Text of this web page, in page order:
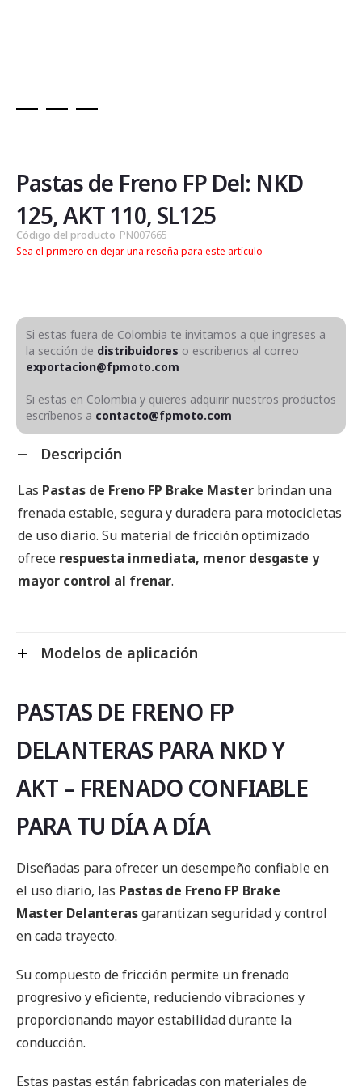
de
la
galería
de
imágenes
Pastas de Freno FP Del: NKD
125, AKT 110, SL125
Código del producto PN007665
Sea el primero en dejar una reseña para este artículo
Si estas fuera de Colombia te invitamos a que ingreses a
la sección de distribuidores o escribenos al correo
exportacion@fpmoto.com
Si estas en Colombia y quieres adquirir nuestros productos
escríbenos a contacto@fpmoto.com
Descripción
Las Pastas de Freno FP Brake Master brindan una
frenada estable, segura y duradera para motocicletas
de uso diario. Su material de fricción optimizado
ofrece respuesta inmediata, menor desgaste y
mayor control al frenar.
Modelos de aplicación
PASTAS DE FRENO FP
DELANTERAS PARA NKD Y
AKT – FRENADO CONFIABLE
PARA TU DÍA A DÍA
Diseñadas para ofrecer un desempeño confiable en
el uso diario, las Pastas de Freno FP Brake
Master Delanterasgarantizan seguridad y control
en cada trayecto.
Su compuesto de fricción permite un frenado
progresivo y eficiente, reduciendo vibraciones y
proporcionando mayor estabilidad durante la
conducción.
Estas pastas están fabricadas con materiales de